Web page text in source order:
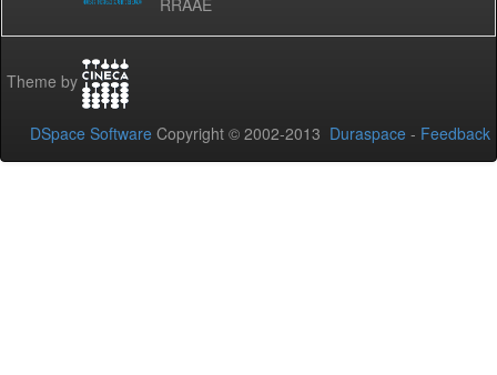
RRAAE
Theme by
DSpace Software Copyright © 2002-2013 Duraspace - Feedback